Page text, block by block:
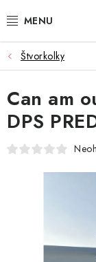
na
PNEUMATIKY
DISKY
ROZŠIROVACIE
Štvorkolky
Can am
DPS